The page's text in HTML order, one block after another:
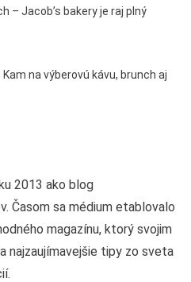
– Jacob’s bakery je raj plný
na výberovú kávu, brunch aj
2013 ako blog
Časom sa médium etablovalo
magazínu, ktorý svojim
najzaujímavejšie tipy zo sveta